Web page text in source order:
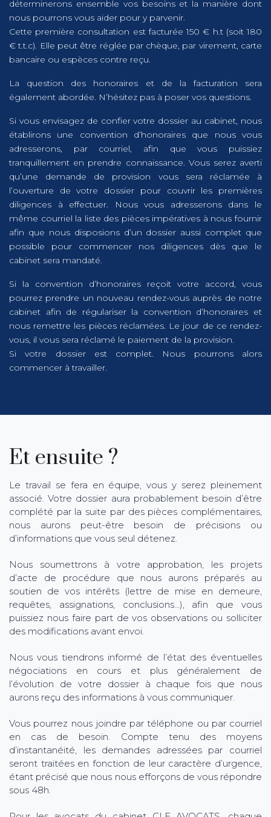
déterminerons ensemble vos besoins et la manière dont
nous pourrons vous aider pour y parvenir.
Cette première consultation est facturée 150 € h.t (soit 180
€ t.t.c). Elle peut être réglée par chèque, par virement, carte
bancaire ou espèces contre reçu.
La question des honoraires et de la facturation sera
également abordée. N’hésitez pas à poser vos questions.
Si vous envisagez de confier votre dossier au cabinet, nous
établirons une convention d’honoraires que nous vous
adresserons, par courriel, afin que vous puissiez
tranquillement en prendre connaissance. Vous serez averti
qu’une demande de provision vous sera réclamée à
l’ouverture de votre dossier pour couvrir les premières
diligences à effectuer. Nous vous adresserons dans le
même courriel la liste des pièces impératives à nous fournir
afin que nous disposions d’un dossier aussi complet que
possible pour commencer nos diligences dès que le
cabinet sera mandaté.
Si la convention d’honoraires reçoit votre accord, vous
pourrez prendre un nouveau rendez-vous auprès de notre
cabinet afin de régulariser la convention d’honoraires et
nous remettre les pièces réclamées. Le jour de ce rendez-
vous, il vous sera réclamé le paiement de la provision.
Si votre dossier est complet. Nous pourrons alors
commencer à travailler.
Et ensuite ?
Le travail se fera en équipe, vous y serez pleinement
associé. Votre dossier aura probablement besoin d’être
complété par la suite par des pièces complémentaires,
nous aurons peut-être besoin de précisions ou
d’informations que vous seul détenez.
Nous soumettrons à votre approbation, les projets
d’acte de procédure que nous aurons préparés au
soutien de vos intérêts (lettre de mise en demeure,
requêtes, assignations, conclusions…), afin que vous
puissiez nous faire part de vos observations ou solliciter
des modifications avant envoi.
Nous vous tiendrons informé de l’état des éventuelles
négociations en cours et plus généralement de
l’évolution de votre dossier à chaque fois que nous
aurons reçu des informations à vous communiquer.
Vous pourrez nous joindre par téléphone ou par courriel
en cas de besoin. Compte tenu des moyens
d’instantanéité, les demandes adressées par courriel
seront traitées en fonction de leur caractère d’urgence,
étant précisé que nous nous efforçons de vous répondre
sous 48h.